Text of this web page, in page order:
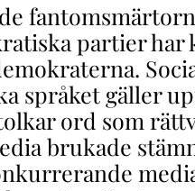
partier har
språket gäller
ord som
brukade